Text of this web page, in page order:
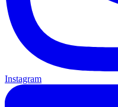
Instagram